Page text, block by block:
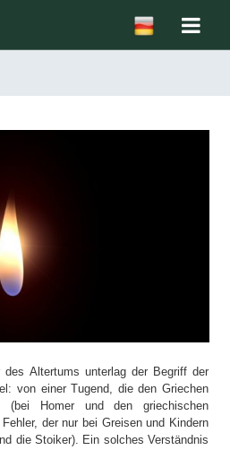
Qualifikation
in der Geschichte
Schwester Faustina und
des Altertums unterlag der Begriff der
von einer Tugend, die den Griechen
(bei Homer und den griechischen
der nur bei Greisen und Kindern
die Stoiker). Ein solches Verständnis